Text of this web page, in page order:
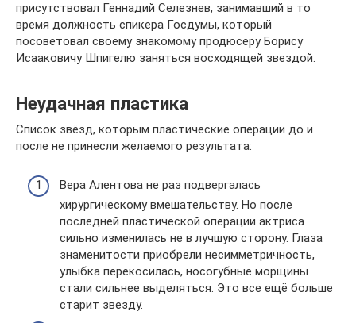
присутствовал Геннадий Селезнев, занимавший в то
время должность спикера Госдумы, который
посоветовал своему знакомому продюсеру Борису
Исааковичу Шпигелю заняться восходящей звездой.
Неудачная пластика
Список звёзд, которым пластические операции до и
после не принесли желаемого результата:
Вера Алентова не раз подвергалась
хирургическому вмешательству. Но после
последней пластической операции актриса
сильно изменилась не в лучшую сторону. Глаза
знаменитости приобрели несимметричность,
улыбка перекосилась, носогубные морщины
стали сильнее выделяться. Это все ещё больше
старит звезду.